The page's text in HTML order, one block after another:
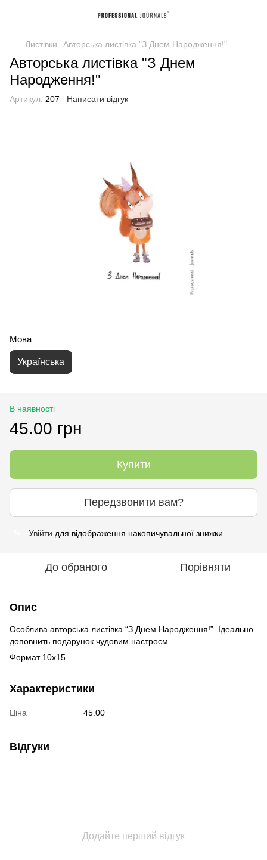
Листівки Авторська листівка "З Днем Народження!"
Авторська листівка "З Днем
Народження!"
Артикул: 207 Написати відгук
Мова
Українська
В наявності
45.00 грн
Купити
Передзвонити вам?
Увійти для відображення накопичувальної знижки
До обраного Порівняти
Опис
Особлива авторська листівка “З Днем Народження!”. Ідеально
доповнить подарунок чудовим настроєм.
Формат 10х15
Характеристики
Ціна 45.00
Відгуки
Додайте перший відгук